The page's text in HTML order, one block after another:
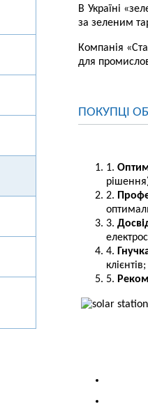
В Україні
за зеленим
Компанія
для
ПОКУПЦІ
1.
2.
3.
4.
клієнтів;
5.